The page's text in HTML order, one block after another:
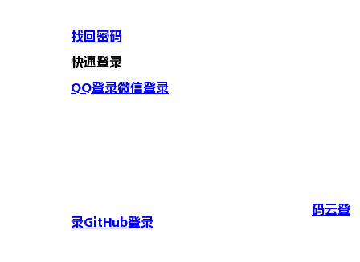
找回密码
快速登录
QQ登录微信登录
码云登
录GitHub登录